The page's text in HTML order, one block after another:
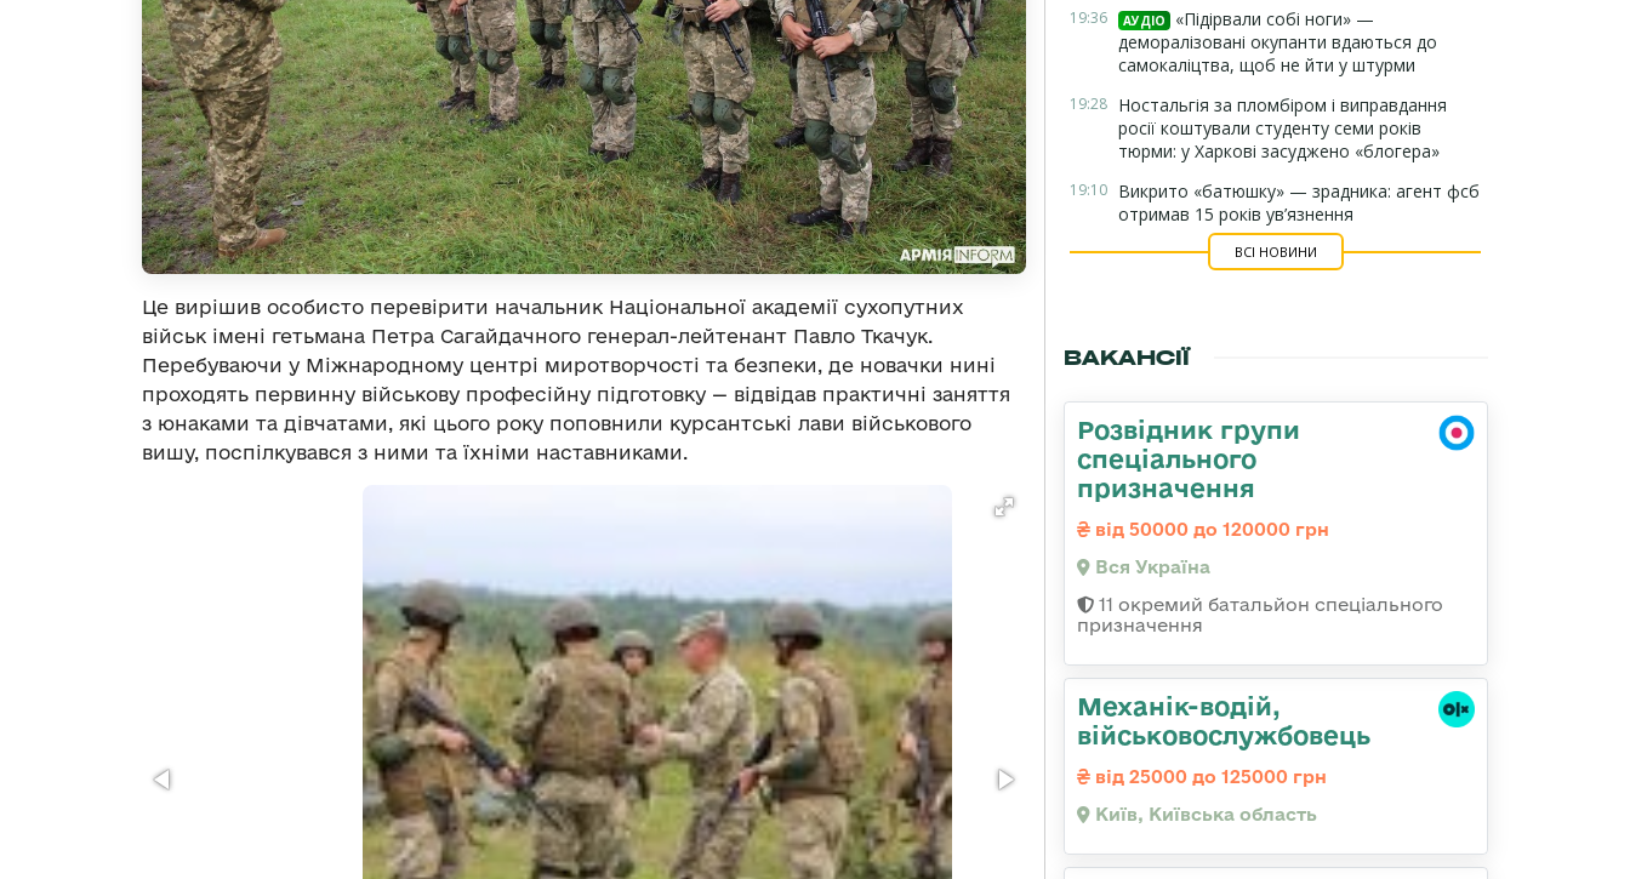
Це вирішив особисто перевірити начальник Національної академії сухопутних
військ імені гетьмана Петра Сагайдачного генерал-лейтенант Павло Ткачук.
Перебуваючи у Міжнародному центрі миротворчості та безпеки, де новачки нині
проходять первинну військову професійну підготовку — відвідав практичні заняття
з юнаками та дівчатами, які цього року поповнили курсантські лави військового
вишу, поспілкувався з ними та їхніми наставниками.
19:36 АУДІО
«Підірвали собі ноги» —
деморалізовані окупанти вдаються до
самокаліцтва, щоб не йти у штурми
19:28 Ностальгія за пломбіром і виправдання
росії коштували студенту семи років
тюрми: у Харкові засуджено «блогера»
19:10 Викрито «батюшку» — зрадника: агент фсб
отримав 15 років ув’язнення
ВСІ НОВИНИ
ВАКАНСІЇ
Розвідник групи
спеціального
призначення
від 50000 до 120000 грн
Вся Україна
11 окремий батальйон спеціального
призначення
Механік-водій,
військовослужбовець
від 25000 до 125000 грн
Київ, Київська область